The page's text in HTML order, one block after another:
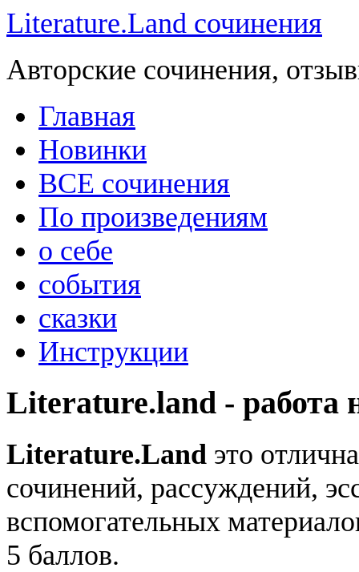
Literature.Land сочинения
Авторские сочинения,
Главная
Новинки
ВСЕ сочинения
По произведениям
о себе
события
сказки
Инструкции
Literature.land - работа
Literature.Land это
сочинений, рассуждений,
вспомогательных
5 баллов.